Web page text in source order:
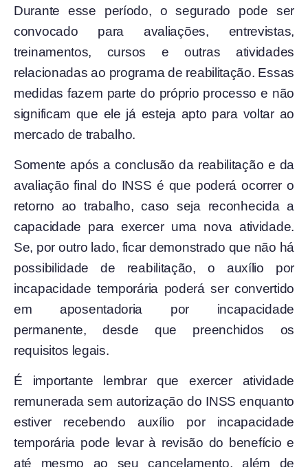
Durante esse período, o segurado pode ser
convocado para avaliações, entrevistas,
treinamentos, cursos e outras atividades
relacionadas ao programa de reabilitação. Essas
medidas fazem parte do próprio processo e não
significam que ele já esteja apto para voltar ao
mercado de trabalho.
Somente após a conclusão da reabilitação e da
avaliação final do INSS é que poderá ocorrer o
retorno ao trabalho, caso seja reconhecida a
capacidade para exercer uma nova atividade.
Se, por outro lado, ficar demonstrado que não há
possibilidade de reabilitação, o auxílio por
incapacidade temporária poderá ser convertido
em aposentadoria por incapacidade
permanente, desde que preenchidos os
requisitos legais.
É importante lembrar que exercer atividade
remunerada sem autorização do INSS enquanto
estiver recebendo auxílio por incapacidade
temporária pode levar à revisão do benefício e
até mesmo ao seu cancelamento, além de